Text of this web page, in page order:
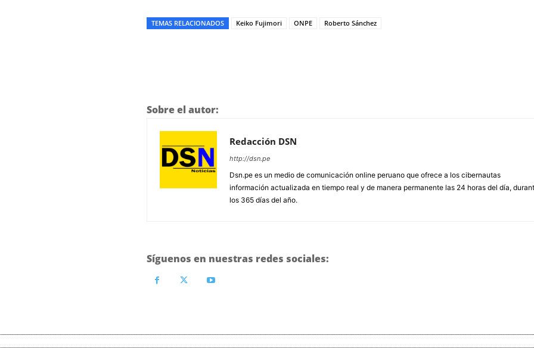
TEMAS RELACIONADOS Keiko Fujimori ONPE Roberto Sánchez
Sobre el autor:
Redacción DSN
http://dsn.pe
Dsn.pe es un medio de comunicación online peruano que ofrece a los cibernautas
información actualizada en tiempo real y de manera permanente las 24 horas del día,
los 365 días del año.
Síguenos en nuestras redes sociales: